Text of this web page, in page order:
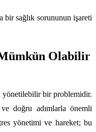
bir sağlık sorununun işareti
Olabilir
yönetilebilir bir problemidir.
doğru adımlarla önemli
yönetimi ve hareket; bu